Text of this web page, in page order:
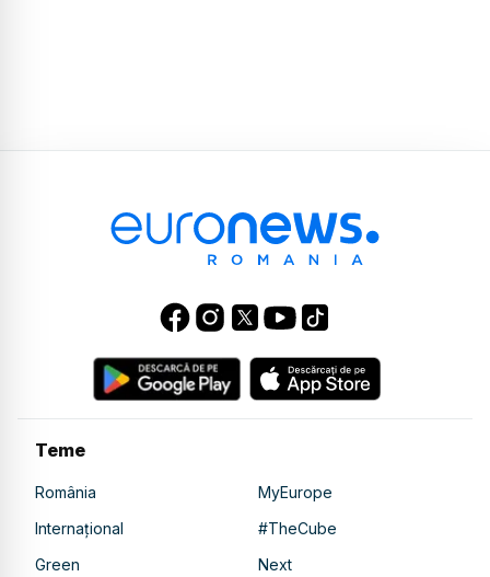
Teme
România
MyEurope
Internațional
#TheCube
Green
Next